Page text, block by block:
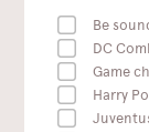
Be
DC
Game
Harry